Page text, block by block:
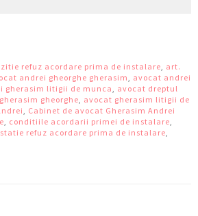
refuz acordare prima de instalare, art.
andrei gheorghe gherasim, avocat andrei
gherasim litigii de munca, avocat dreptul
gheorghe, avocat gherasim litigii de
, Cabinet de avocat Gherasim Andrei
, conditiile acordarii primei de instalare,
refuz acordare prima de instalare,